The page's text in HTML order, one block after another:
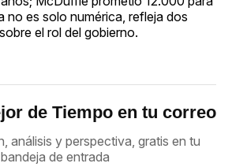
no es solo numérica, refleja dos
el rol del gobierno.
de Tiempo en tu correo
análisis y perspectiva, gratis en tu
bandeja de entrada